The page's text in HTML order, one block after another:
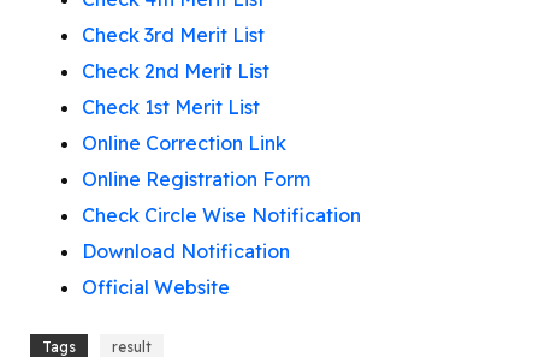
Check 3rd Merit List
Check 2nd Merit List
Check 1st Merit List
Online Correction Link
Online Registration Form
Check Circle Wise Notification
Download Notification
Official Website
Tags result